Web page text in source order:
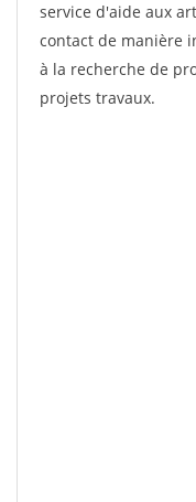
service d'aide aux
contact de manière
à la recherche de
projets travaux.